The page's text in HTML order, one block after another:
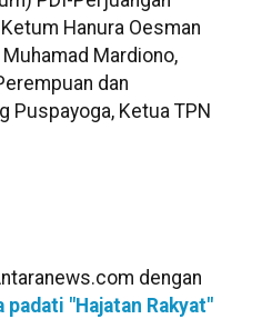
Hanura Oesman
Mardiono,
dan
Puspayoga, Ketua TPN
dengan
padati "Hajatan Rakyat"